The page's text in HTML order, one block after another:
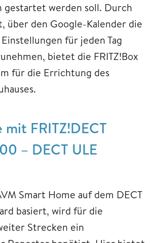
gestartet werden soll. Durch
über den Google-Kalender die
für jeden Tag
bietet die FRITZ!Box
für die Errichtung des
FRITZ!DECT
– DECT ULE
Smart Home auf dem DECT
basiert, wird für die
Strecken ein